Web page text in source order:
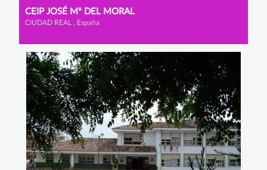
CEIP JOSÉ Mª DEL MORAL
CIUDAD REAL , España